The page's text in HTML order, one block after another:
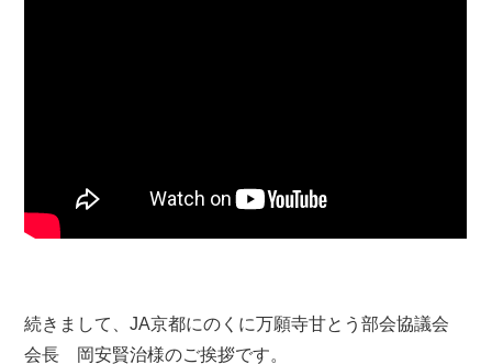
続きまして、JA京都にのくに万願寺甘とう部会協議会
会長 岡安賢治様のご挨拶です。